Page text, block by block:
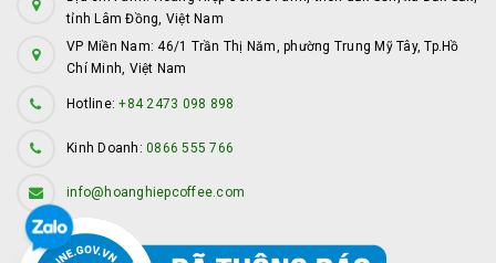
tỉnh Lâm Đồng, Việt Nam
VP Miền Nam: 46/1 Trần Thị Năm, phường Trung Mỹ Tây, Tp.Hồ
Chí Minh, Việt Nam
Hotline:+84 2473 098 898
Kinh Doanh: 0866 555 766
info@hoanghiepcoffee.com